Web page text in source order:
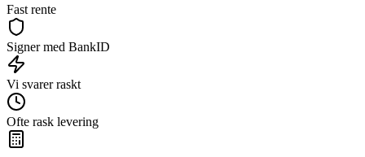
Fast rente
Signer med BankID
Vi svarer raskt
Ofte rask levering